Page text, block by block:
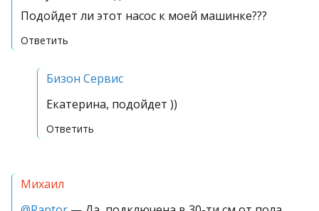
Подойдет ли этот насос к моей машинке???
Ответить
Бизон Сервис
Екатерина, подойдет ))
Ответить
Михаил